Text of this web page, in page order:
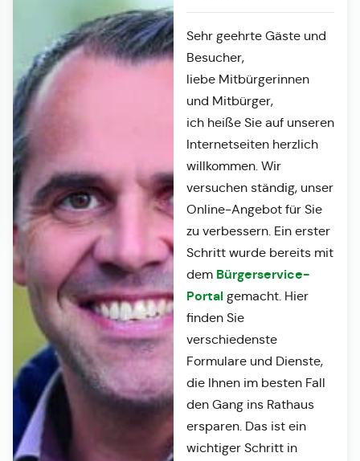
Sehr geehrte Gäste und
Besucher,
liebe Mitbürgerinnen
und Mitbürger,
ich heiße Sie auf unseren
Internetseiten herzlich
willkommen. Wir
versuchen ständig, unser
Online-Angebot für Sie
zu verbessern. Ein erster
Schritt wurde bereits mit
dem Bürgerservice-
Portalgemacht. Hier
finden Sie
verschiedenste
Formulare und Dienste,
die Ihnen im besten Fall
den Gang ins Rathaus
ersparen. Das ist ein
wichtiger Schritt in